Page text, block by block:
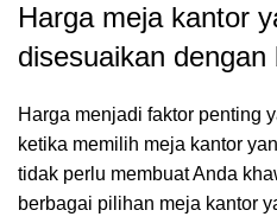
Harga meja kantor
disesuaikan dengan
Harga menjadi faktor penting
ketika memilih meja kantor
tidak perlu membuat Anda
berbagai pilihan meja kantor